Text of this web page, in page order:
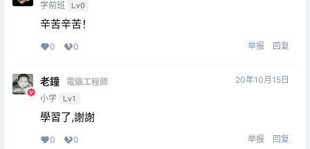
学前班 Lv0
辛苦辛苦！
0 0 举报 回复
老鐘
電腦工程師
小学 Lv1
20年10月15日
學習了,謝謝
0 0 举报 回复